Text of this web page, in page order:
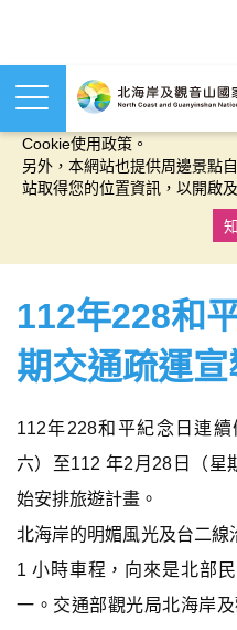
本網站使用cookies等相關技術
Cookie使用政策。
另外，本網站也提供周邊景點
站取得您的位置資訊，以開啟
112年228和
期交通疏運宣
112年228和平紀念日連
六）至112 年2月28日（星
始安排旅遊計畫。
北海岸的明媚風光及台二
1 小時車程，向來是北部
一。交通部觀光局北海岸